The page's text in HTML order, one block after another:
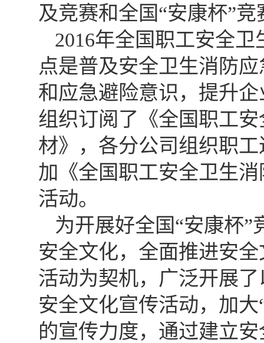
及竞赛和全国“安康杯”
2016年全国职工安全
点是普及安全卫生消防
和应急避险意识，提升
组织订阅了《全国职工
材》，各分公司组织职
加《全国职工安全卫生
活动。
为开展好全国“安康杯
安全文化，全面推进安
活动为契机，广泛开展
安全文化宣传活动，加
的宣传力度，通过建立